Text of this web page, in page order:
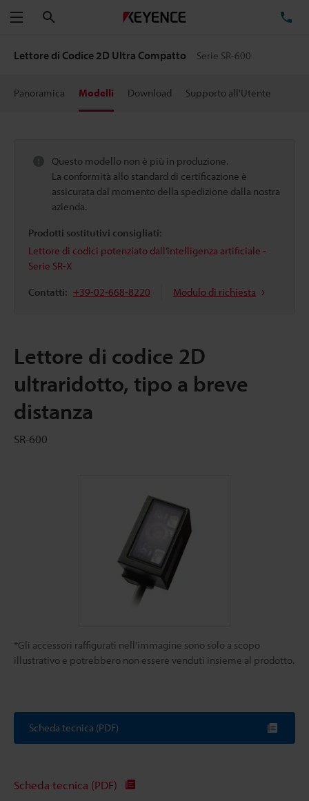
Menu
Lettore di Codice 2D Ultra Compatto Serie SR-600
Panoramica Modelli Download Supporto all'Utente
Questo modello non è più in produzione.
La conformità allo standard di certificazione è
assicurata dal momento della spedizione dalla nostra
azienda.
Prodotti sostitutivi consigliati:
Lettore di codici potenziato dall’intelligenza artificiale -
Serie SR-X
Contatti: +39-02-668-8220 Modulo di richiesta
Lettore di codice 2D
ultraridotto, tipo a breve
distanza
SR-600
*Gli accessori raffigurati nell'immagine sono solo a scopo
illustrativo e potrebbero non essere venduti insieme al prodotto.
Scheda tecnica (PDF)
Scheda tecnica (PDF)